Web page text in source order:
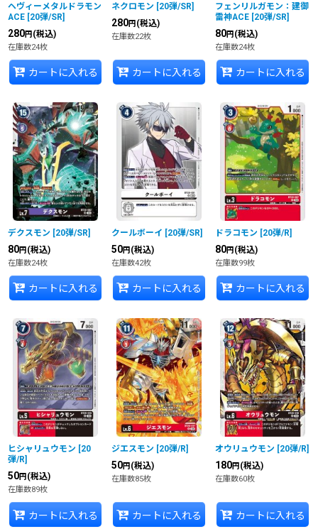
ヘヴィーメタルドラモン
ACE [20弾/SR]
280円 (税込)
在庫数24枚
カートに入れる
ネクロモン [20弾/SR]
280円 (税込)
在庫数22枚
カートに入れる
フェンリルガモン：建御
雷神ACE [20弾/SR]
80円 (税込)
在庫数24枚
カートに入れる
デクスモン [20弾/SR]
80円 (税込)
在庫数24枚
カートに入れる
クールボーイ [20弾/SR]
50円 (税込)
在庫数42枚
カートに入れる
ドラコモン [20弾/R]
80円 (税込)
在庫数99枚
カートに入れる
ヒシャリュウモン [20
弾/R]
50円 (税込)
在庫数89枚
カートに入れる
ジエスモン [20弾/R]
50円 (税込)
在庫数85枚
カートに入れる
オウリュウモン [20弾/R]
180円 (税込)
在庫数60枚
カートに入れる